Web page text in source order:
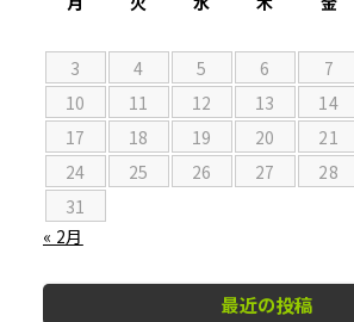
3
4 5 6 7
10
11 12 13 14
17
18 19 20 21
24
25 26 27 28
31
« 2月
最近の投稿